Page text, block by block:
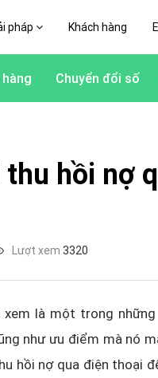
pháp Khách hàng
hàng Chuyển đổi số
hồi nợ
Lượt xem 3320
xem là một trong
như ưu điểm mà nó
hồi nợ qua điện thoại